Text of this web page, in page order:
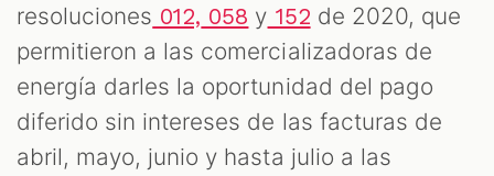
resoluciones 012, 058 y 152 de 2020, que
permitieron a las comercializadoras de
energía darles la oportunidad del pago
diferido sin intereses de las facturas de
abril, mayo, junio y hasta julio a las